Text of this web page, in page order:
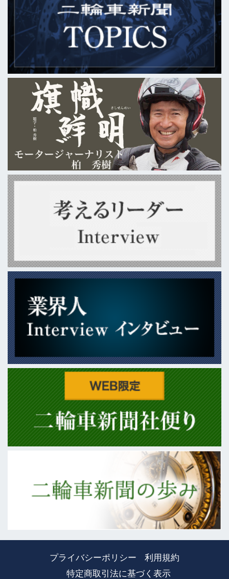
プライバシーポリシー
利用規約
特定商取引法に基づく表示